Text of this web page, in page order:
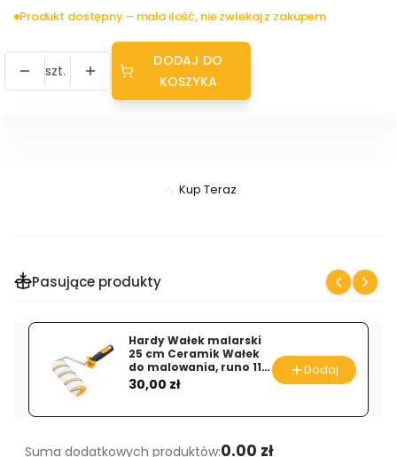
Produkt dostępny – mała ilość, nie zwlekaj z zakupem
szt.
DODAJ DO
KOSZYKA
Szybki
M7
z
folią
g/m2
Kup Teraz
Pasujące produkty
Hardy Wałek malarski
25 cm Ceramik Wałek
do malowania, runo 11
mm, 2K DuoSystem
Cena
30,00 zł
Dodaj
Suma dodatkowych produktów:0.00 zł